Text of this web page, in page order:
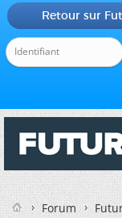
Retour sur
Forum